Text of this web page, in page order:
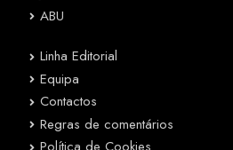
ABU
Linha Editorial
Equipa
Contactos
Regras de comentários